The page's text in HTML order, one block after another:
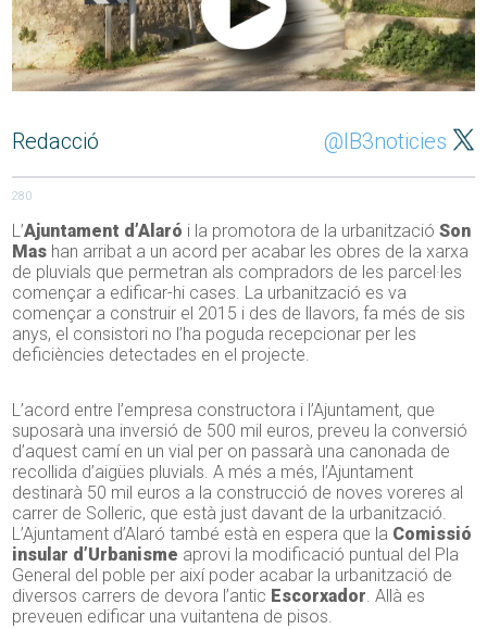
Redacció @IB3noticies
280
L’Ajuntament d’Alaró i la promotora de la urbanitzacióSon
Mas han arribat a un acord per acabar les obres de la xarxa
de pluvials que permetran als compradors de les parcel·les
començar a edificar-hi cases. La urbanització es va
començar a construir el 2015 i des de llavors, fa més de sis
anys, el consistori no l’ha poguda recepcionar per les
deficiències detectades en el projecte.
L’acord entre l’empresa constructora i l’Ajuntament, que
suposarà una inversió de 500 mil euros, preveu la conversió
d’aquest camí en un vial per on passarà una canonada de
recollida d’aigües pluvials. A més a més, l’Ajuntament
destinarà 50 mil euros a la construcció de noves voreres al
carrer de Solleric, que està just davant de la urbanització.
L’Ajuntament d’Alaró també està en espera que la Comissió
insular d’Urbanisme aprovi la modificació puntual del Pla
General del poble per així poder acabar la urbanització de
diversos carrers de devora l’antic Escorxador. Allà es
preveuen edificar una vuitantena de pisos.